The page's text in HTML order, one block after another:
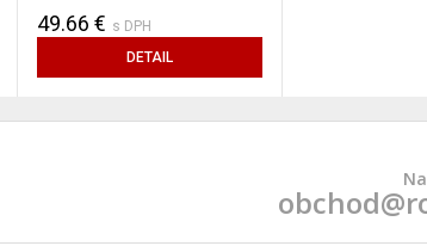
49.66 € s DPH
DETAIL